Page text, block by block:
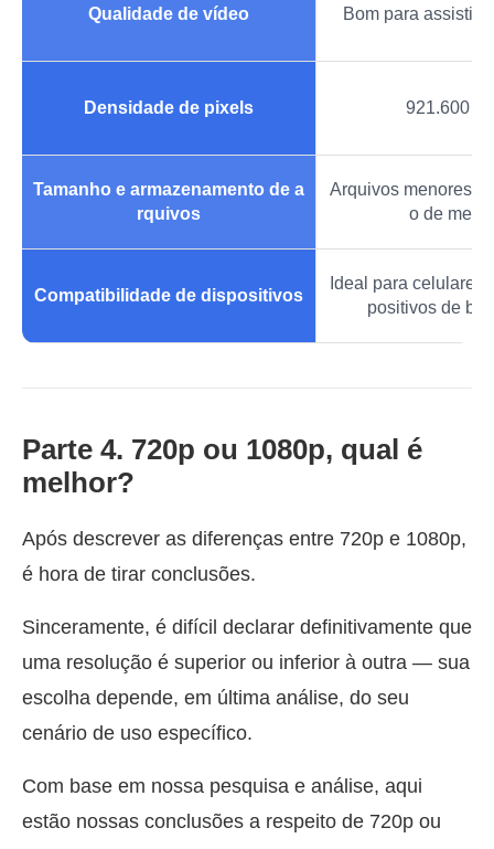
Qualidade de vídeo Bom para assistir
Densidade de pixels 921.600
Tamanho e armazenamento de a
rquivos
Arquivos menores,
o de
Compatibilidade de dispositivos
Ideal para
positivos de
Parte 4. 720p ou 1080p, qual é
melhor?
Após descrever as diferenças entre 720p e 1080p,
é hora de tirar conclusões.
Sinceramente, é difícil declarar definitivamente que
uma resolução é superior ou inferior à outra — sua
escolha depende, em última análise, do seu
cenário de uso específico.
Com base em nossa pesquisa e análise, aqui
estão nossas conclusões a respeito de 720p ou